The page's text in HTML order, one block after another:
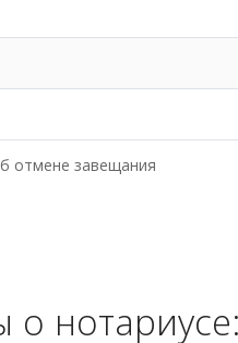
отмене завещания
о